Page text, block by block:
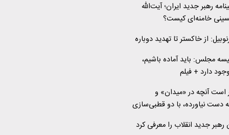
رهبر جدید ایران؛ آیت‌الله
خامنه‌ای کیست؟
از خاکستر تا تهدید دوباره
مجلس: باید آماده باشیم،
دارد + فیلم
است آنچه در «میدان» و
دست نیاورده، با دو قطبی‌سازی
جدید انقلاب را معرفی کرد